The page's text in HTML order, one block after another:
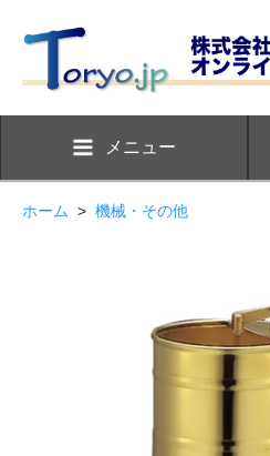
メニュー
ホーム > 機械・その他